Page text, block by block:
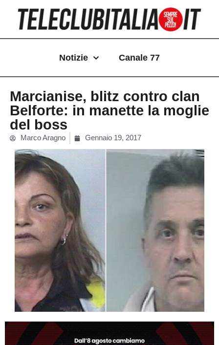
contenuto
Notizie Canale 77
Marcianise, blitz contro clan
Belforte: in manette la moglie
del boss
Marco Aragno Gennaio 19, 2017